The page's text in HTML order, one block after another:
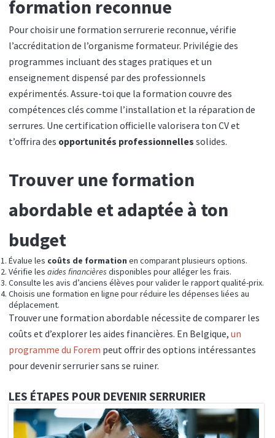
formation reconnue
Pour choisir une formation serrurerie reconnue, vérifie
l’accréditation de l’organisme formateur. Privilégie des
programmes incluant des stages pratiques et un
enseignement dispensé par des professionnels
expérimentés. Assure-toi que la formation couvre des
compétences clés comme l’installation et la réparation de
serrures. Une certification officielle valorisera ton CV et
t’offrira des opportunités professionnelles solides.
Trouver une formation
abordable et adaptée à ton
budget
Évalue les coûts de formation en comparant plusieurs options.
Vérifie les aides financières disponibles pour alléger les frais.
Consulte les avis d’anciens élèves pour valider le rapport qualité-prix.
Choisis une formation en ligne pour réduire les dépenses liées au
déplacement.
Trouver une formation abordable nécessite de comparer les
coûts et d’explorer les aides financières. En Belgique, un
programme du Forem peut offrir des options intéressantes
pour devenir serrurier sans se ruiner.
LES ÉTAPES POUR DEVENIR SERRURIER